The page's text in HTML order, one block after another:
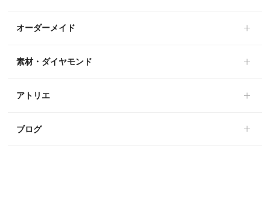
オーダーメイド
素材・ダイヤモンド
アトリエ
ブログ